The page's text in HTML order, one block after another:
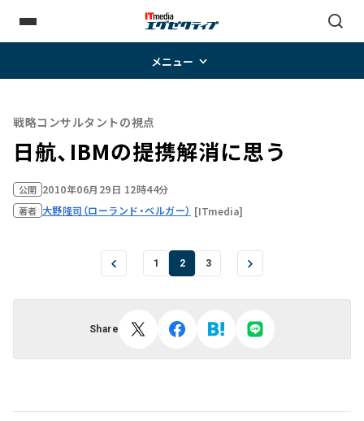
メニュー
戦略コンサルタントの視点
日航、IBMの提携解消に思う
公開 2010年06月29日 12時44分
著者 大野隆司（ローランド・ベルガー） [ITmedia]
1 2 3
Share